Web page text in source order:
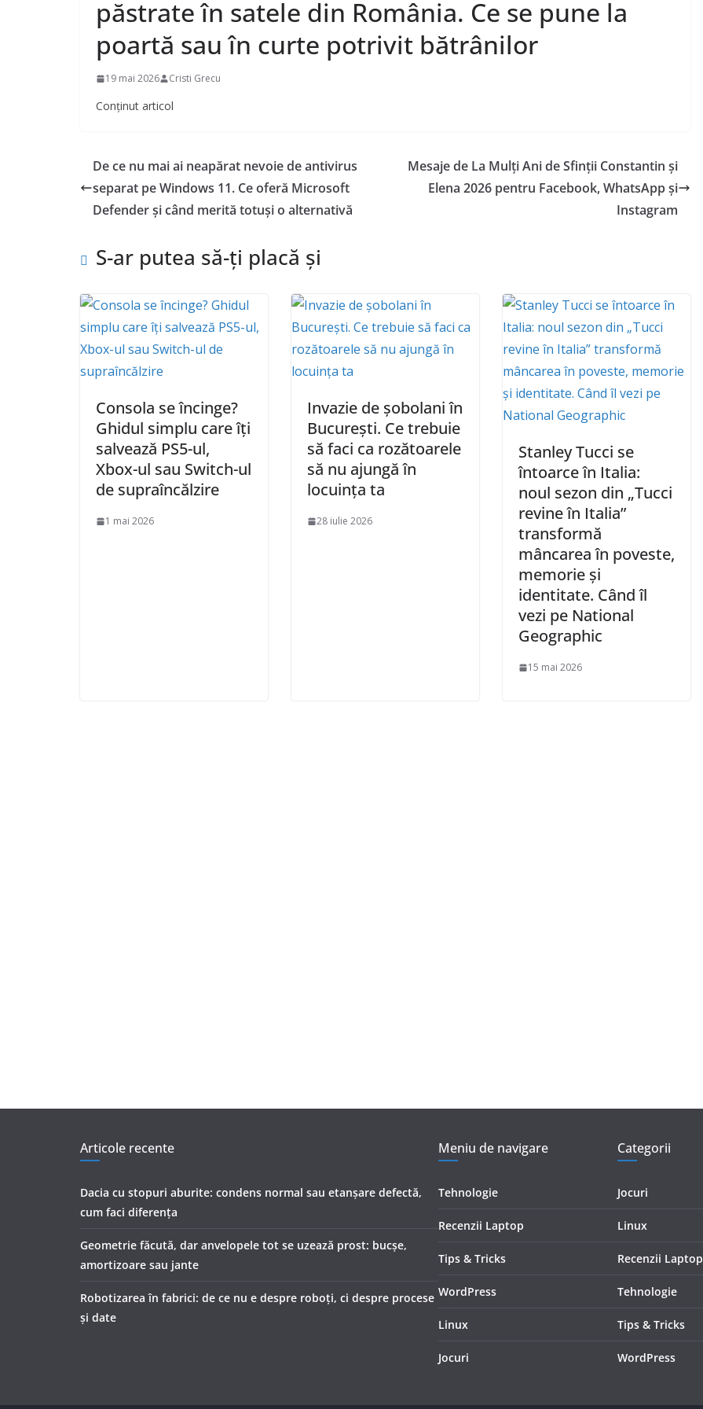
păstrate în satele din România. Ce se pune la
poartă sau în curte potrivit bătrânilor
19 mai 2026 Cristi Grecu
Conținut articol
De ce nu mai ai neapărat nevoie de antivirus
separat pe Windows 11. Ce oferă Microsoft
Defender și când merită totuși o alternativă
Mesaje de La Mulți Ani de Sfinții Constantin și
Elena 2026 pentru Facebook, WhatsApp și
Instagram
S-ar putea să-ți placă și
Consola se încinge?
Ghidul simplu care îți
salvează PS5-ul,
Xbox-ul sau Switch-ul
de supraîncălzire
1 mai 2026
Invazie de șobolani în
București. Ce trebuie
să faci ca rozătoarele
să nu ajungă în
locuința ta
28 iulie 2026
Stanley Tucci se
întoarce în Italia:
noul sezon din „Tucci
revine în Italia”
transformă
mâncarea în poveste,
memorie și
identitate. Când îl
vezi pe National
Geographic
15 mai 2026
Articole recente
Dacia cu stopuri aburite: condens normal sau etanșare defectă,
cum faci diferența
Geometrie făcută, dar anvelopele tot se uzează prost: bucșe,
amortizoare sau jante
Robotizarea în fabrici: de ce nu e despre roboți, ci despre procese
și date
Meniu de navigare
Tehnologie
Recenzii Laptop
Tips & Tricks
WordPress
Linux
Jocuri
Categorii
Jocuri
Linux
Recenzii Laptop
Tehnologie
Tips & Tricks
WordPress